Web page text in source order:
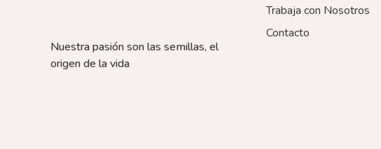
Nuestra pasión son las semillas, el
origen de la vida
Trabaja con Nosotros
Contacto